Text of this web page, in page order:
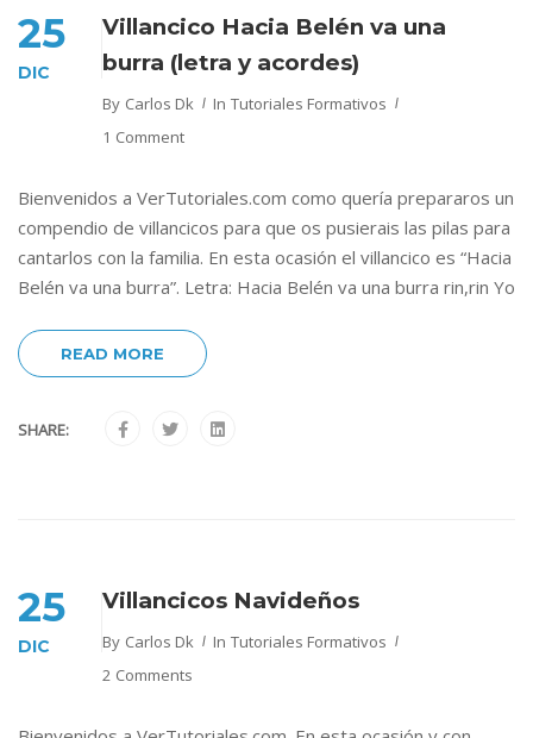
25
DIC
Villancico Hacia Belén va una
burra (letra y acordes)
By Carlos Dk In Tutoriales Formativos
1 Comment
Bienvenidos a VerTutoriales.com como quería prepararos un
compendio de villancicos para que os pusierais las pilas para
cantarlos con la familia. En esta ocasión el villancico es “Hacia
Belén va una burra”. Letra: Hacia Belén va una burra rin,rin Yo
READ MORE
SHARE:
25
DIC
Villancicos Navideños
By Carlos Dk In Tutoriales Formativos
2 Comments